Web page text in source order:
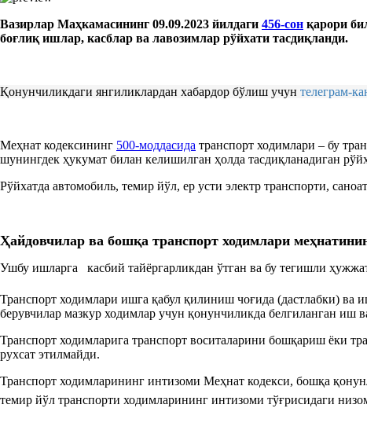
Вазирлар Маҳкамасининг 09.09.2023 йилдаги 456-сон қарори
боғлиқ ишлар, касблар ва лавозимлар рўйхати тасдиқланди.
Қонунчиликдаги янгиликлардан хабардор бўлиш учун телеграм-
Меҳнат кодексининг 500-моддасида транспорт ходимлари – бу
шунингдек ҳукумат билан келишилган ҳолда тасдиқланадиган
Рўйхатда автомобиль, темир йўл, ер усти электр транспорти,
Ҳайдовчилар ва бошқа транспорт ходимлари меҳнат
Ушбу ишларга касбий тайёргарликдан ўтган ва бу тегишли
Транспорт ходимлари ишга қабул қилиниш чоғида (дастлабки)
берувчилар мазкур ходимлар учун қонунчиликда белгиланган иш
Транспорт ходимларига транспорт воситаларини бошқариш ёки
рухсат этилмайди.
Транспорт ходимларининг интизоми Меҳнат кодекси, бошқа
темир йўл транспорти ходимларининг интизоми тўғрисидаги